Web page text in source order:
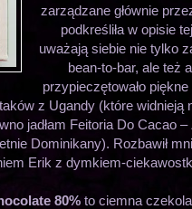
zarządzane głównie
podkreśliła w opisie
uważają siebie nie tylko
bean-to-bar, ale też
przypieczętowało
z Ugandy (które widnieją
jadłam Feitoria Do Cacao
Dominikany). Rozbawił
Erik z dymkiem-
80% to ciemna